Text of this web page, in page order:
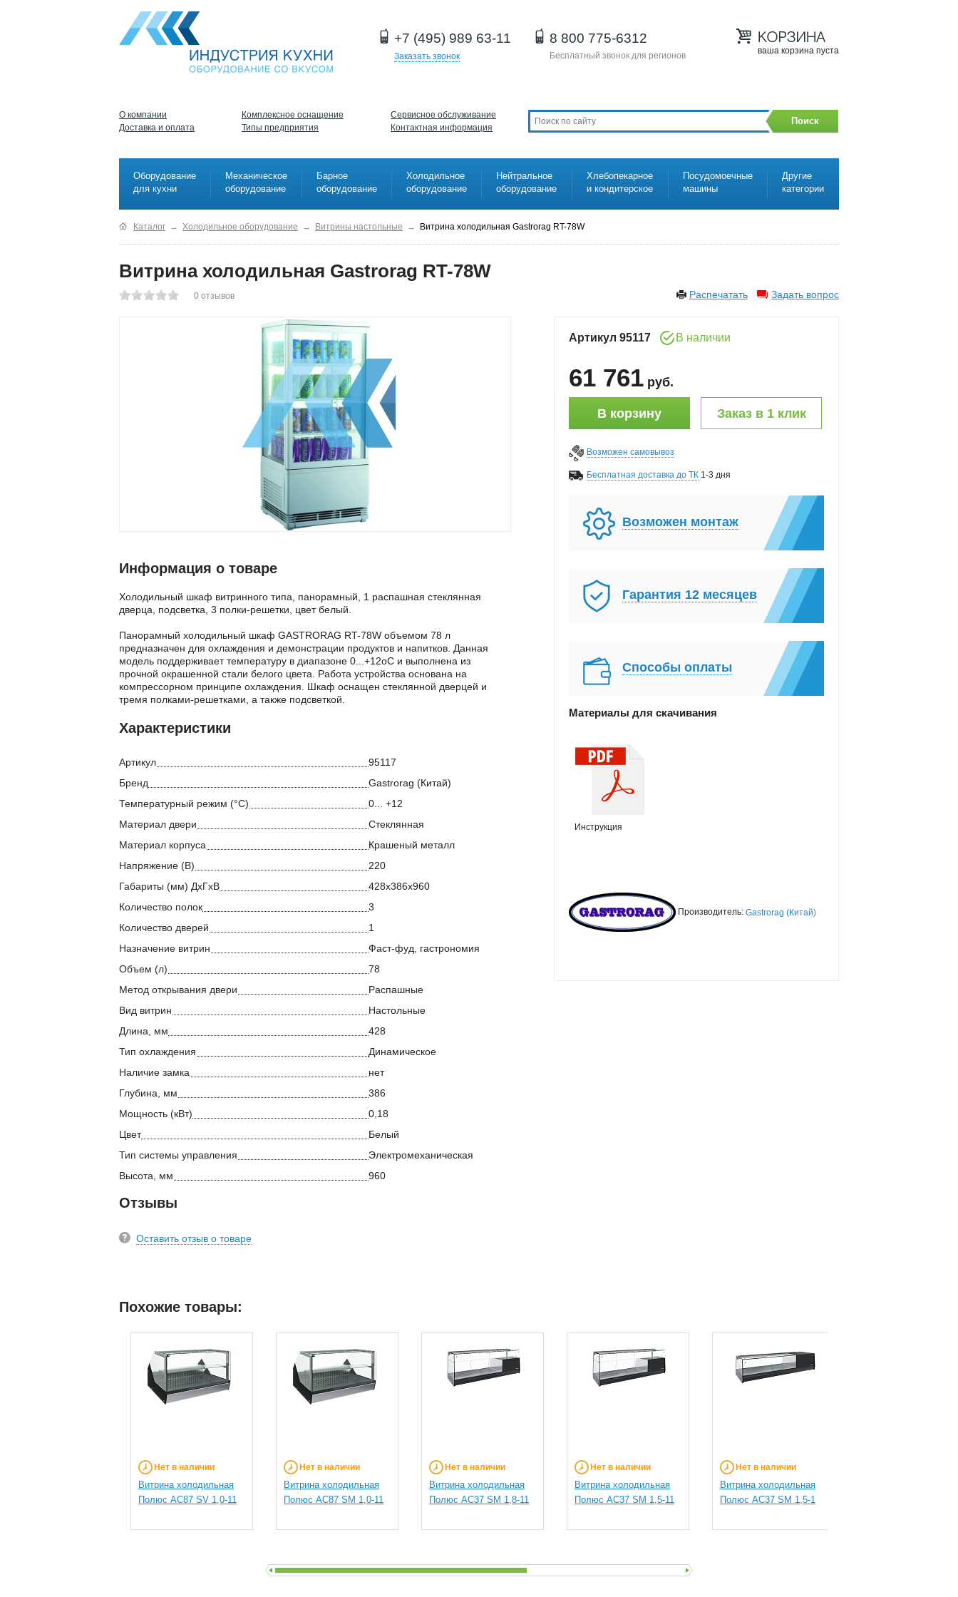
+7 (495) 989 63-11
Заказать звонок
8 800 775-6312
Бесплатный звонок для регионов ваша корзина пуста
О компании
Доставка и оплата
Комплексное оснащение
Типы предприятия
Сервисное обслуживание
Контактная информация
Поиск
Оборудование
для кухни
Механическое
оборудование
Барное
оборудование
Холодильное
оборудование
Нейтральное
оборудование
Хлебопекарное
и кондитерское
Посудомоечные
машины
Другие
категории
Каталог → Холодильное оборудование → Витрины настольные → Витрина холодильная Gastrorag RT-78W
Витрина холодильная Gastrorag RT-78W
Распечатать Задать вопрос
0 отзывов
Артикул 95117 В наличии
61 761 руб.
В корзину Заказ в 1 клик
Возможен самовывоз
Бесплатная доставка до ТК 1-3 дня
Возможен монтаж
Гарантия 12 месяцев
Способы оплаты
Материалы для скачивания
Инструкция
Производитель: Gastrorag (Китай)
Информация о товаре
Холодильный шкаф витринного типа, панорамный, 1 распашная стеклянная
дверца, подсветка, 3 полки-решетки, цвет белый.
Панорамный холодильный шкаф GASTRORAG RT-78W объемом 78 л
предназначен для охлаждения и демонстрации продуктов и напитков. Данная
модель поддерживает температуру в диапазоне 0...+12оС и выполнена из
прочной окрашенной стали белого цвета. Работа устройства основана на
компрессорном принципе охлаждения. Шкаф оснащен стеклянной дверцей и
тремя полками-решетками, а также подсветкой.
Характеристики
Артикул
95117
Бренд
Gastrorag (Китай)
Температурный режим (°С)
0... +12
Материал двери
Стеклянная
Материал корпуса
Крашеный металл
Напряжение (В)
220
Габариты (мм) ДхГхВ
428х386х960
Количество полок
3
Количество дверей
1
Назначение витрин
Фаст-фуд, гастрономия
Объем (л)
78
Метод открывания двери
Распашные
Вид витрин
Настольные
Длина, мм
428
Тип охлаждения
Динамическое
Наличие замка
нет
Глубина, мм
386
Мощность (кВт)
0,18
Цвет
Белый
Тип системы управления
Электромеханическая
Высота, мм
960
Отзывы
Оставить отзыв о товаре
Похожие товары:
Нет в наличии
Витрина холодильная
Полюс АС87 SV 1,0-11
Нет в наличии
Витрина холодильная
Полюс АС87 SM 1,0-11
Нет в наличии
Витрина холодильная
Полюс AC37 SM 1,8-11
Нет в наличии
Витрина холодильная
Полюс AC37 SM 1,5-11
Нет в наличии
Витрина холодильная
Полюс AC37 SM 1,5-1